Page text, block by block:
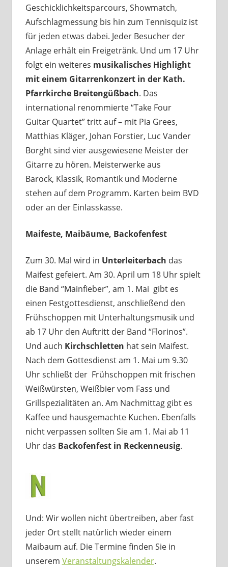
Geschicklichkeitsparcours, Showmatch,
Aufschlagmessung bis hin zum Tennisquiz ist
für jeden etwas dabei. Jeder Besucher der
Anlage erhält ein Freigetränk. Und um 17 Uhr
folgt ein weiteres musikalisches Highlight
mit einem Gitarrenkonzert in der Kath.
Pfarrkirche Breitengüßbach. Das
international renommierte “Take Four
Guitar Quartet” tritt auf – mit Pia Grees,
Matthias Kläger, Johan Forstier, Luc Vander
Borght sind vier ausgewiesene Meister der
Gitarre zu hören. Meisterwerke aus
Barock, Klassik, Romantik und Moderne
stehen auf dem Programm. Karten beim BVD
oder an der Einlasskasse.
Maifeste, Maibäume, Backofenfest
Zum 30. Mal wird in Unterleiterbach das
Maifest gefeiert. Am 30. April um 18 Uhr spielt
die Band “Mainfieber”, am 1. Mai gibt es
einen Festgottesdienst, anschließend den
Frühschoppen mit Unterhaltungsmusik und
ab 17 Uhr den Auftritt der Band “Florinos”.
Und auch Kirchschletten hat sein Maifest.
Nach dem Gottesdienst am 1. Mai um 9.30
Uhr schließt der Frühschoppen mit frischen
Weißwürsten, Weißbier vom Fass und
Grillspezialitäten an. Am Nachmittag gibt es
Kaffee und hausgemachte Kuchen. Ebenfalls
nicht verpassen sollten Sie am 1. Mai ab 11
Uhr das Backofenfest in Reckenneusig.
Und: Wir wollen nicht übertreiben, aber fast
jeder Ort stellt natürlich wieder einem
Maibaum auf. Die Termine finden Sie in
unserem Veranstaltungskalender.